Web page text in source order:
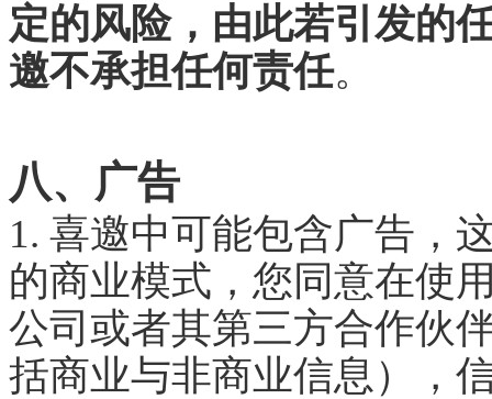
定的风险，由此若引发的
邀不承担任何责任。
八、广告
1. 喜邀中可能包含广告，
的商业模式，您同意在使
公司或者其第三方合作伙
括商业与非商业信息），